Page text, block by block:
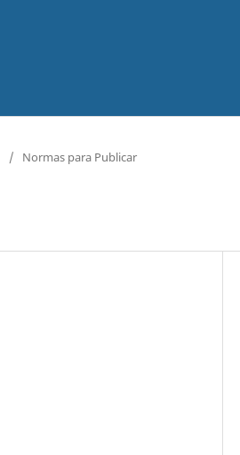
/ Normas para Publicar